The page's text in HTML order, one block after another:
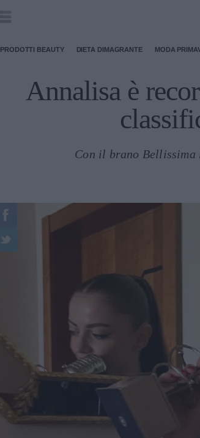
PRODOTTI BEAUTY DIETA DIMAGRANTE MODA
Annalisa è
Con il brano Bellissima